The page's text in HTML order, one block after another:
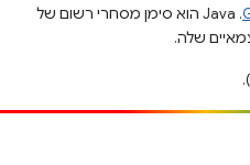
.‏ Java הוא סימן מסחרי רשום של